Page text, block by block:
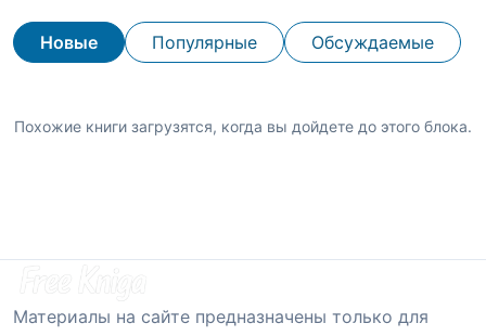
Новые Популярные Обсуждаемые
Похожие книги загрузятся, когда вы дойдете до этого блока.
Материалы на сайте предназначены только для